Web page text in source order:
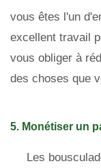
vous êtes l'un
excellent travail
vous obliger à
des choses que
5. Monétiser un
Les